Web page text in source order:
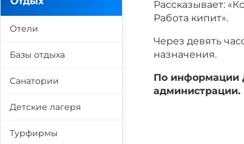
Рассказывает:
Работа кипит».
Через девять
назначения.
По информации
администрации.
Отели
Базы отдыха
Санатории
Детские лагеря
Турфирмы